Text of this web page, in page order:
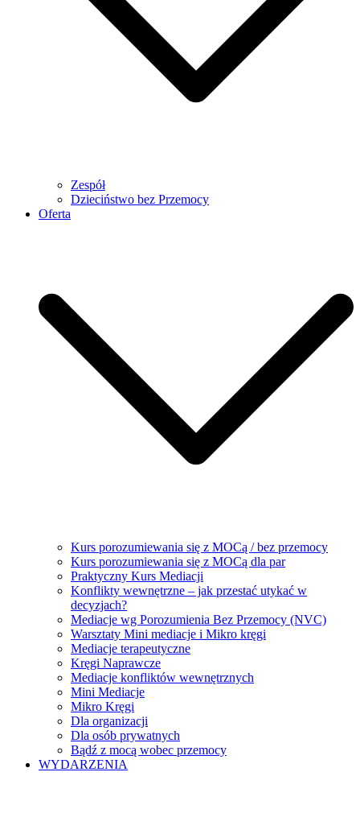
Zespół
Dzieciństwo bez Przemocy
Oferta
Kurs porozumiewania się z MOCą / bez przemocy
Kurs porozumiewania się z MOCą dla par
Praktyczny Kurs Mediacji
Konflikty wewnętrzne – jak przestać utykać w
decyzjach?
Mediacje wg Porozumienia Bez Przemocy (NVC)
Warsztaty Mini mediacje i Mikro kręgi
Mediacje terapeutyczne
Kręgi Naprawcze
Mediacje konfliktów wewnętrznych
Mini Mediacje
Mikro Kręgi
Dla organizacji
Dla osób prywatnych
Bądź z mocą wobec przemocy
WYDARZENIA